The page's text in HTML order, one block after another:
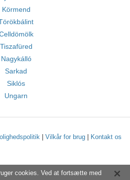
Körmend
Tiszafüred
Nagykálló
Sarkad
Siklós
Ungarn
| Vilkår for brug| Kontakt os
cookies. Ved at fortsætte med